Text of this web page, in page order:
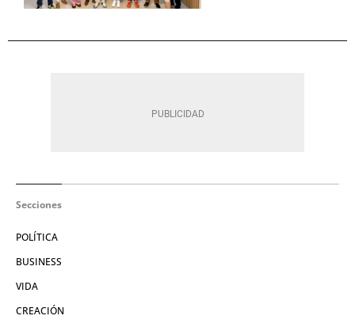
Secciones
POLÍTICA
BUSINESS
VIDA
CREACIÓN